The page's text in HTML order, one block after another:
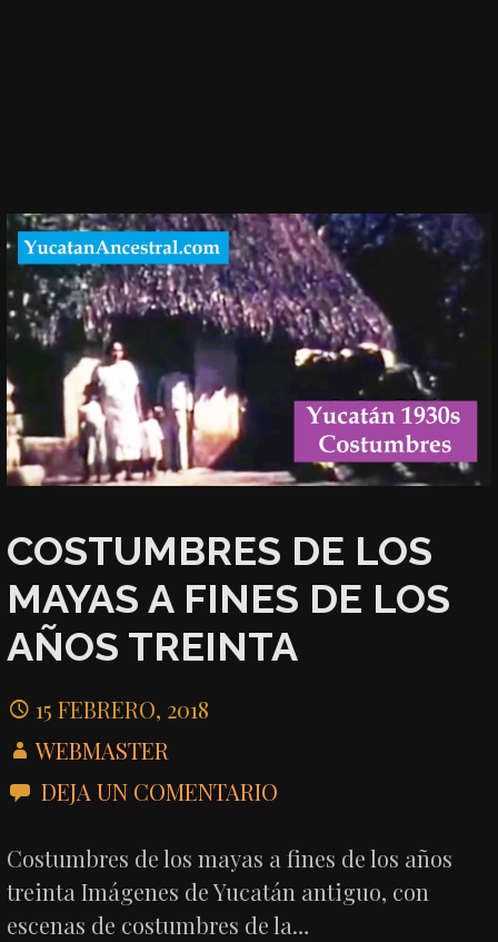
COSTUMBRES DE LOS
MAYAS A FINES DE LOS
AÑOS TREINTA
15 FEBRERO, 2018
WEBMASTER
DEJA UN COMENTARIO
Costumbres de los mayas a fines de los años
treinta Imágenes de Yucatán antiguo, con
escenas de costumbres de la…